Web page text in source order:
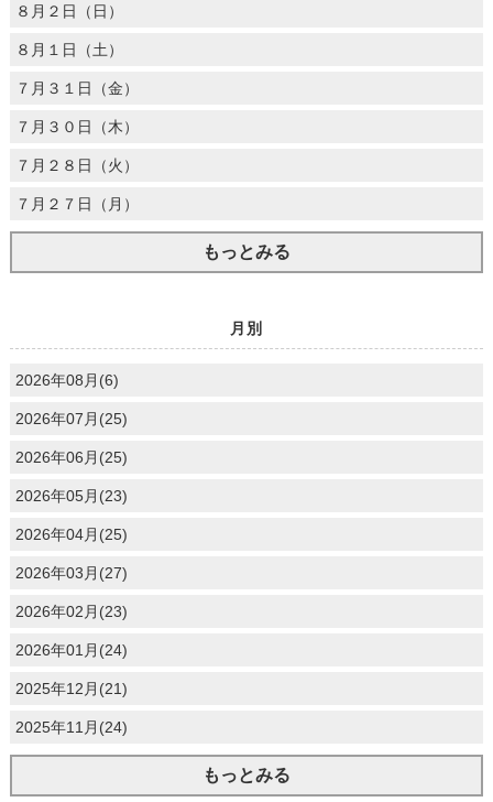
８月２日（日）
８月１日（土）
７月３１日（金）
７月３０日（木）
７月２８日（火）
７月２７日（月）
もっとみる
月別
2026年08月(6)
2026年07月(25)
2026年06月(25)
2026年05月(23)
2026年04月(25)
2026年03月(27)
2026年02月(23)
2026年01月(24)
2025年12月(21)
2025年11月(24)
もっとみる